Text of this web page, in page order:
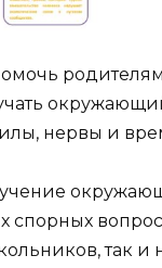
нервы и
спорных
так и